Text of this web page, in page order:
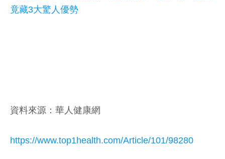
竟藏3大驚人優勢
資料來源：華人健康網
https://www.top1health.com/Article/101/98280